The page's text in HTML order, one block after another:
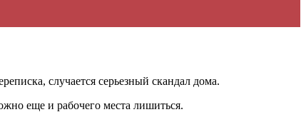
случается серьезный скандал дома.
еще и рабочего места лишиться.